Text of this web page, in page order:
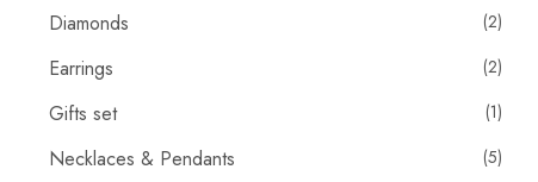
Diamonds (2)
Earrings (2)
Gifts set (1)
Necklaces & Pendants (5)